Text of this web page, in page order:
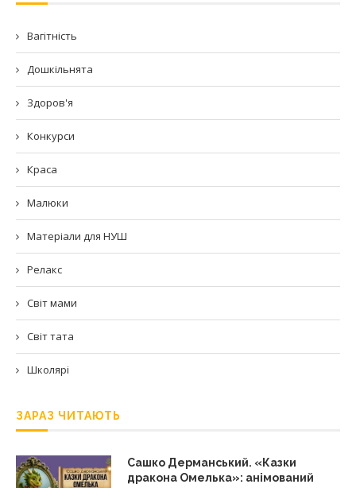
Вагітність
Дошкільнята
Здоров'я
Конкурси
Краса
Малюки
Матеріали для НУШ
Релакс
Світ мами
Світ тата
Школярі
ЗАРАЗ ЧИТАЮТЬ
Сашко Дерманський. «Казки
дракона Омелька»: анімований